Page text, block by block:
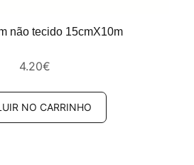
não tecido 15cmX10m
4.20€
NO CARRINHO